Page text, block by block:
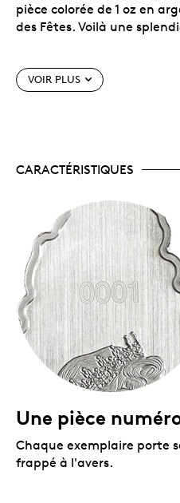
pièce colorée de 1 oz en
des Fêtes. Voilà une
Un produit DES Îles
Un superbe présent.
magnifique cadeaude
Un tirage spécial.
dans le monde!
Argent pur. La pièce
pur à 99,99 %.
Aucune TPS ni TVH!
VOIR PLUS
CARACTÉRISTIQUES
Une pièce
Chaque exemplaire porte
frappé à l'avers.